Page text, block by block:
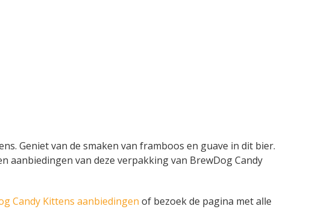
Geniet van de smaken van framboos en guave in dit bier.
aanbiedingen van deze verpakking van BrewDog Candy
Candy Kittens aanbiedingen of bezoek de pagina met alle